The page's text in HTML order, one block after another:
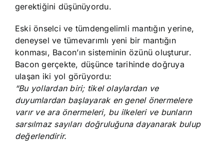
gerektiğini düşünüyordu.
Eski önselci ve tümdengelimli mantığın yerine,
deneysel ve tümevarımlı yeni bir mantığın
konması, Bacon’ın sisteminin özünü oluşturur.
Bacon gerçekte, düşünce tarihinde doğruya
ulaşan iki yol görüyordu:
“Bu yollardan biri; tikel olaylardan ve
duyumlardan başlayarak en genel önermelere
varır ve ara önermeleri, bu ilkeleri ve bunların
sarsılmaz sayıları doğruluğuna dayanarak bulup
değerlendirir.